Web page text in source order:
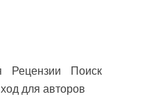
Рецензии
Поиск
для авторов